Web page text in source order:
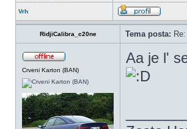
Vrh
RidjiCalibra_c20ne Tema posta:
Crveni Karton (BAN)
Aa je l'